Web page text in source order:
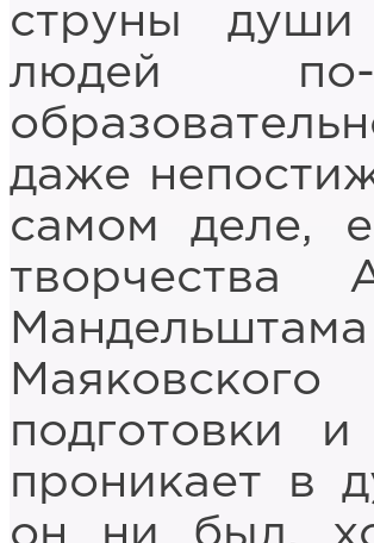
струны
людей по-
даже
самом деле,
творчества
подготовки
проникает в
он ни был,